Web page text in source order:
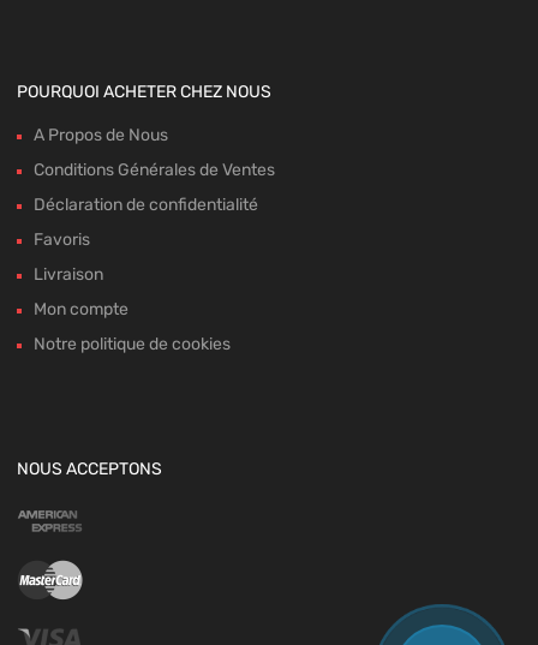
POURQUOI ACHETER CHEZ NOUS
A Propos de Nous
Conditions Générales de Ventes
Déclaration de confidentialité
Favoris
Livraison
Mon compte
Notre politique de cookies
NOUS ACCEPTONS